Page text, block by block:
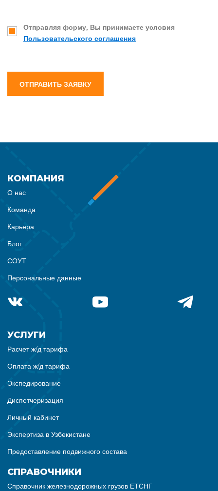
Отправляя форму, Вы принимаете условия
Пользовательского соглашения
ОТПРАВИТЬ ЗАЯВКУ
КОМПАНИЯ
О нас
Команда
Карьера
Блог
СОУТ
Персональные данные
УСЛУГИ
Расчет ж/д тарифа
Оплата ж/д тарифа
Экспедирование
Диспетчеризация
Личный кабинет
Экспертиза в Узбекистане
Предоставление подвижного состава
СПРАВОЧНИКИ
Справочник железнодорожных грузов ЕТСНГ